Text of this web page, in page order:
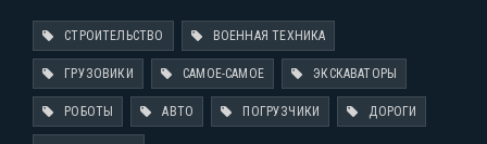
СТРОИТЕЛЬСТВО ВОЕННАЯ ТЕХНИКА
ГРУЗОВИКИ САМОЕ-САМОЕ ЭКСКАВАТОРЫ
РОБОТЫ АВТО ПОГРУЗЧИКИ ДОРОГИ